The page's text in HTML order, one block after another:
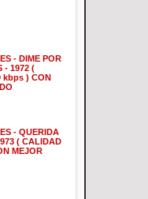
- DIME POR
- 1972 (
kbps ) CON
- QUERIDA
( CALIDAD
MEJOR